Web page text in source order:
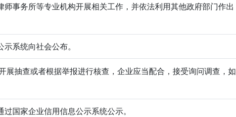
事务所等专业机构开展相关工作，并依法利用其他政府部门作出
系统向社会公布。
抽查或者根据举报进行核查，企业应当配合，接受询问调查，如
国家企业信用信息公示系统公示。